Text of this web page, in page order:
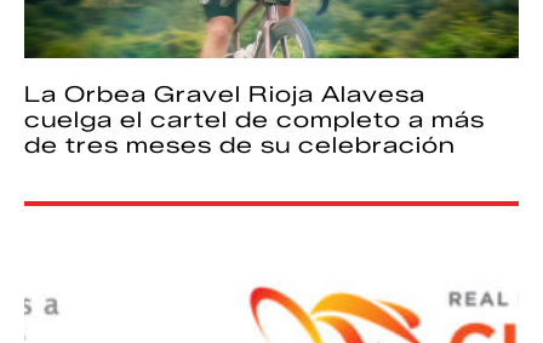
La Orbea Gravel Rioja Alavesa
cuelga el cartel de completo a más
de tres meses de su celebración